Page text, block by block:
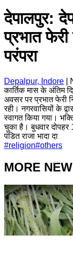
देपालपुर:
प्रभात फेरी
परंपरा
Depalpur, Indore
कार्तिक मास के अंतिम
अवसर पर प्रभात फेरी
रही। नगरवासियों के
स्वागत किया गया।
चुका है। बुधवार दोपहर
पंडित राजा भादा दा
#religion#others
MORE